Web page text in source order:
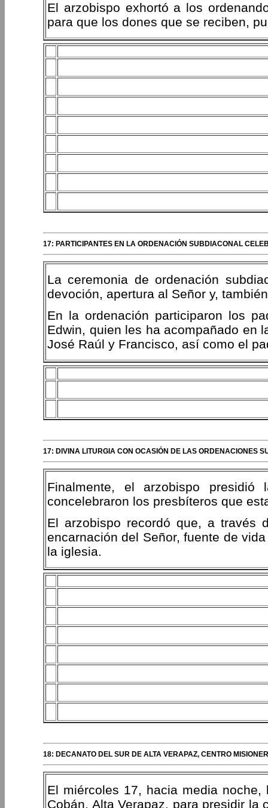
El arzobispo exhortó a los
para que los dones que se reciben,
17: PARTICIPANTES EN LA ORDENACIÓN SUBDIACONAL
La ceremonia de ordenación
devoción, apertura al Señor y,
En la ordenación participaron los
Edwin, quien les ha acompañado en
José Raúl y Francisco, así como el
17: DIVINA LITURGIA CON OCASIÓN DE LAS ORDENACIONES
Finalmente, el arzobispo
concelebraron los presbíteros que
El arzobispo recordó que, a través
encarnación del Señor, fuente de
la iglesia.
18: DECANATO DEL SUR DE ALTA VERAPAZ, CENTRO
El miércoles 17, hacia media
Cobán, Alta Verapaz, para presidir la